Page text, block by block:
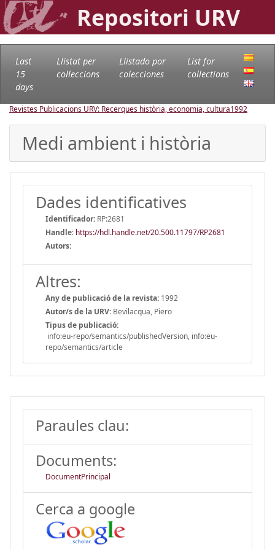
Repositori URV
Last
15
days
Llistat per
col·leccions
Llistado por
colecciones
List for
collections
Revistes Publicacions URV: Recerques història, economia, cultura1992
Medi ambient i història
Dades identificatives
Identificador: RP:2681
Handle: https://hdl.handle.net/20.500.11797/RP2681
Autors:
Altres:
Any de publicació de la revista: 1992
Autor/s de la URV: Bevilacqua, Piero
Tipus de publicació:
info:eu-repo/semantics/publishedVersion, info:eu-
repo/semantics/article
Paraules clau:
Documents:
DocumentPrincipal
Cerca a google